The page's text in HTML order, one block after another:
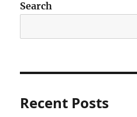
Search
Recent Posts